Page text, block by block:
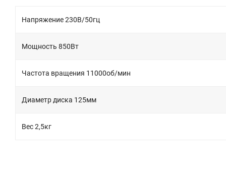
Напряжение 230В/50гц
Мощность 850Вт
Частота вращения 11000об/мин
Диаметр диска 125мм
Вес 2,5кг